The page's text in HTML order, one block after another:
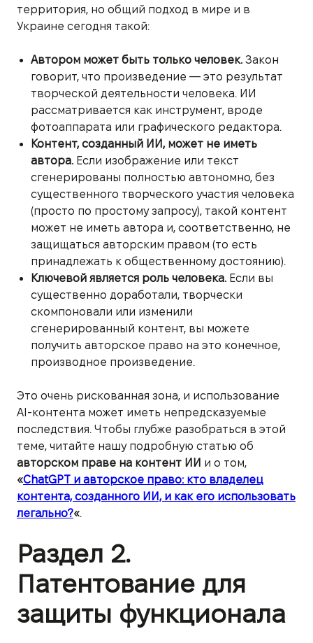
территория, но общий подход в мире и в
Украине сегодня такой:
Автором может быть только человек. Закон
говорит, что произведение — это результат
творческой деятельности человека. ИИ
рассматривается как инструмент, вроде
фотоаппарата или графического редактора.
Контент, созданный ИИ, может не иметь
автора. Если изображение или текст
сгенерированы полностью автономно, без
существенного творческого участия человека
(просто по простому запросу), такой контент
может не иметь автора и, соответственно, не
защищаться авторским правом (то есть
принадлежать к общественному достоянию).
Ключевой является роль человека. Если вы
существенно доработали, творчески
скомпоновали или изменили
сгенерированный контент, вы можете
получить авторское право на это конечное,
производное произведение.
Это очень рискованная зона, и использование
AI-контента может иметь непредсказуемые
последствия. Чтобы глубже разобраться в этой
теме, читайте нашу подробную статью об
авторском праве на контент ИИ и о том,
«ChatGPT и авторское право: кто владелец
контента, созданного ИИ, и как его использовать
легально?«.
Раздел 2.
Патентование для
защиты функционала